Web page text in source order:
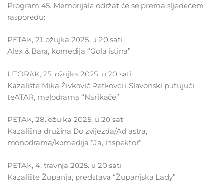
Program 45. Memorijala održat će se prema sljedećem
rasporedu:
PETAK, 21. ožujka 2025. u 20 sati
Alex & Bara, komedija “Gola istina”
UTORAK, 25. ožujka 2025. u 20 sati
Kazalište Mika Živković Retkovci i Slavonski putujući
teATAR, melodrama “Narikače”
PETAK, 28. ožujka 2025. u 20 sati
Kazališna družina Do zvijezda/Ad astra,
monodrama/komedija “Ja, inspektor”
PETAK, 4. travnja 2025. u 20 sati
Kazalište Županja, predstava “Županjska Lady”